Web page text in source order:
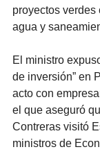
proyectos verdes
agua y
El ministro
de inversión” en
acto con
el que aseguró
Contreras visitó
ministros de